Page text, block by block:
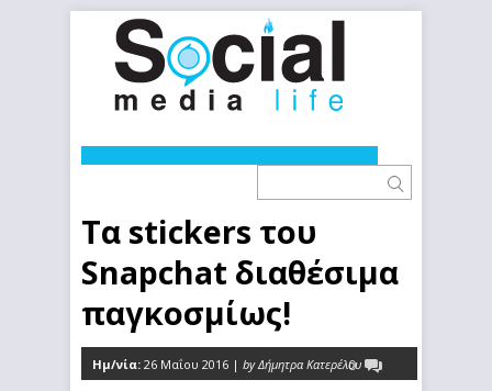
Τα stickers του
Snapchat διαθέσιμα
παγκοσμίως!
Ημ/νία: 26 Μαΐου 2016 | by Δήμητρα Κατερέλου
0